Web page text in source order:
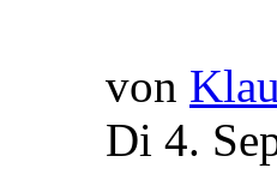
von
Di 4.